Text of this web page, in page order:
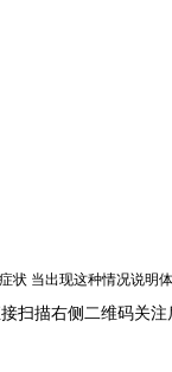
状 当出现这种情况说明
扫描右侧二维码关注